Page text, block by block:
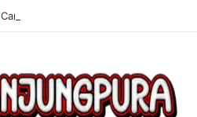
Cara Efektif Mengatasi Gejala Post